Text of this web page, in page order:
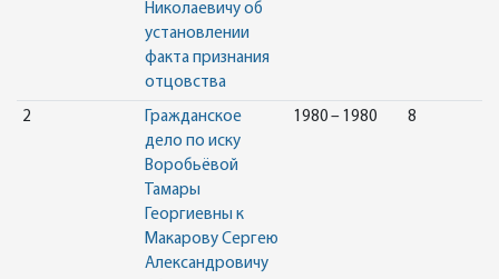
Николаевичу об
установлении
факта признания
отцовства
2
Гражданское
дело по иску
Воробьёвой
Тамары
Георгиевны к
Макарову Сергею
Александровичу
1980 – 1980 8